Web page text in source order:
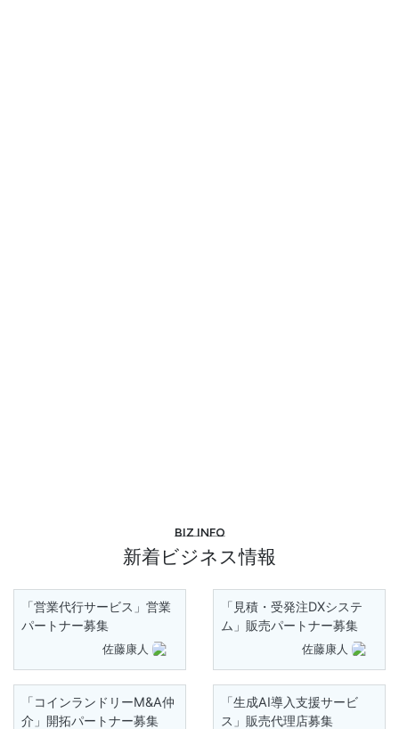
Biz info
新着ビジネス情報
「営業代行サービス」営業
パートナー募集
佐藤康人
「見積・受発注DXシステ
ム」販売パートナー募集
佐藤康人
「コインランドリーM&A仲
介」開拓パートナー募集
「生成AI導入支援サービ
ス」販売代理店募集